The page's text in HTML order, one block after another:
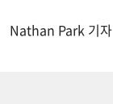
Nathan Park 기자